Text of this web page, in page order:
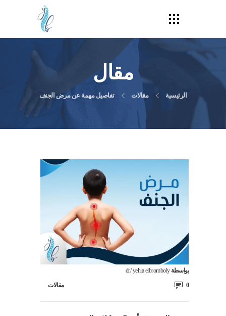
مقال
الرئيسية مقالات تفاصيل مهمة عن مرض الجنف
بواسطةdr/ yehia elbromboly
مقالات 0